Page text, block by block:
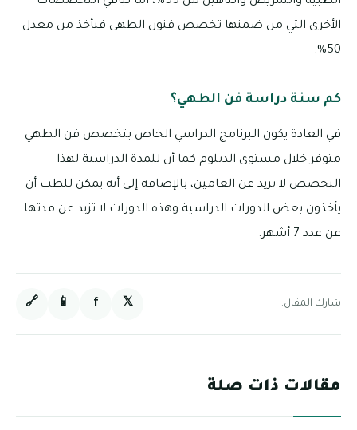
الأخرى التي من ضمنها تخصص فنون الطهى فيأخذ من معدل
50%.
كم سنة دراسة فن الطهي؟
في العادة يكون البرنامج الدراسي الخاص بتخصص فن الطهي
متوفر خلال مستوى الدبلوم كما أن للمدة الدراسية لهذا
التخصص لا تزيد عن العامين، بالإضافة إلى أنه يمكن للطب أن
يأخذون بعض الدورات الدراسية وهذه الدورات لا تزيد عن مدتها
عن عدد 7 أشهر.
شارك المقال: 𝕏
f
📱
🔗
مقالات ذات صلة